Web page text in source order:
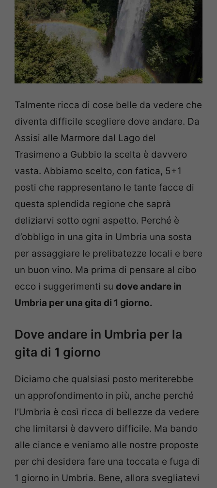
Talmente ricca di cose belle da vedere che
diventa difficile scegliere dove andare. Da
Assisi alle Marmore dal Lago del
Trasimeno a Gubbio la scelta è davvero
vasta. Abbiamo scelto, con fatica, 5+1
posti che rappresentano le tante facce di
questa splendida regione che saprà
deliziarvi sotto ogni aspetto. Perché è
d’obbligo in una gita in Umbria una sosta
per assaggiare le prelibatezze locali e bere
un buon vino. Ma prima di pensare al cibo
ecco i suggerimenti su dove andare in
Umbria per una gita di 1 giorno.
Dove andare in Umbria per la
gita di 1 giorno
Diciamo che qualsiasi posto meriterebbe
un approfondimento in più, anche perché
l’Umbria è così ricca di bellezze da vedere
che limitarsi è davvero difficile. Ma bando
alle ciance e veniamo alle nostre proposte
per chi desidera fare una toccata e fuga di
1 giorno in Umbria. Bene, allora svegliatevi